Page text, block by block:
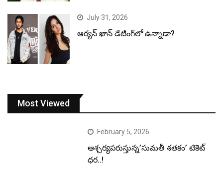
July 31, 2026
ఆర్యన్ ఖాన్ డేటింగ్‌లో ఉన్నాడా?
Most Viewed
February 5, 2026
ఆశ్చర్యపరుస్తున్న’సుమతీ శతకం’ టికెట్
ధర..!